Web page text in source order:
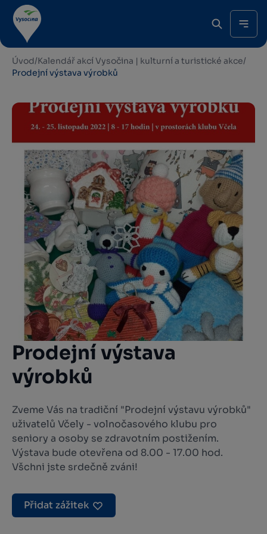
Úvod/Kalendář akcí Vysočina | kulturní a turistické akce/
Prodejní výstava výrobků
Prodejní výstava
výrobků
Zveme Vás na tradiční "Prodejní výstavu výrobků"
uživatelů Včely - volnočasového klubu pro
seniory a osoby se zdravotním postižením.
Výstava bude otevřena od 8.00 - 17.00 hod.
Všchni jste srdečně zváni!
Přidat zážitek